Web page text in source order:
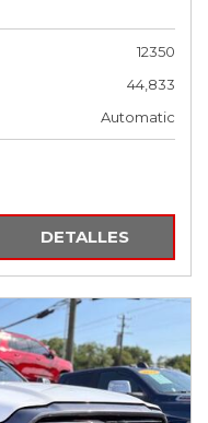
12350
44,833
Automatic
DETALLES